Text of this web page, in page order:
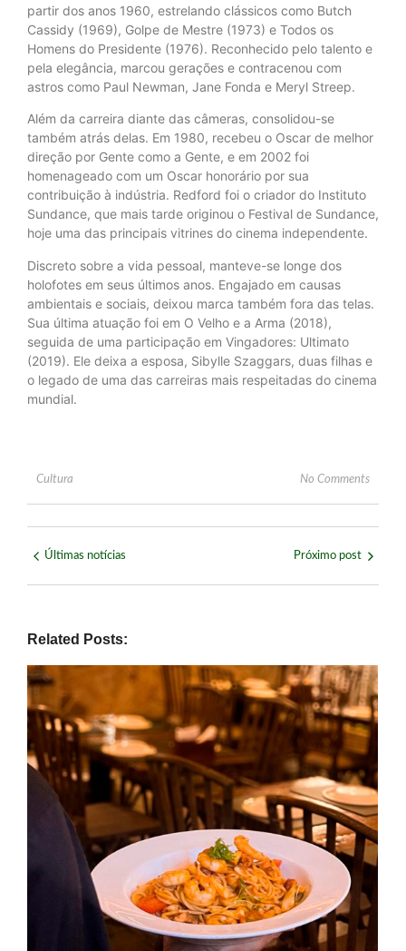
partir dos anos 1960, estrelando clássicos como Butch
Cassidy (1969), Golpe de Mestre (1973) e Todos os
Homens do Presidente (1976). Reconhecido pelo talento e
pela elegância, marcou gerações e contracenou com
astros como Paul Newman, Jane Fonda e Meryl Streep.
Além da carreira diante das câmeras, consolidou-se
também atrás delas. Em 1980, recebeu o Oscar de melhor
direção por Gente como a Gente, e em 2002 foi
homenageado com um Oscar honorário por sua
contribuição à indústria. Redford foi o criador do Instituto
Sundance, que mais tarde originou o Festival de Sundance,
hoje uma das principais vitrines do cinema independente.
Discreto sobre a vida pessoal, manteve-se longe dos
holofotes em seus últimos anos. Engajado em causas
ambientais e sociais, deixou marca também fora das telas.
Sua última atuação foi em O Velho e a Arma (2018),
seguida de uma participação em Vingadores: Ultimato
(2019). Ele deixa a esposa, Sibylle Szaggars, duas filhas e
o legado de uma das carreiras mais respeitadas do cinema
mundial.
Cultura No Comments
Últimas notícias Próximo post
Related Posts: